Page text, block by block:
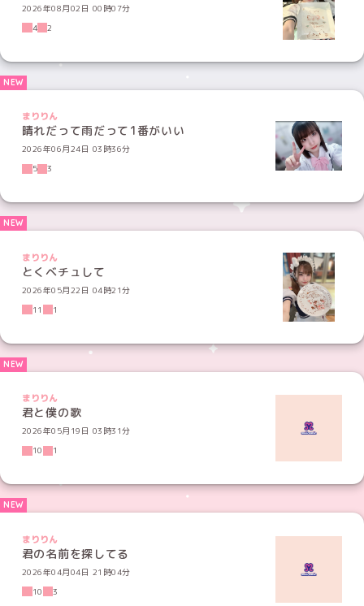
2026年08月02日 00時07分
4
2
まりりん
晴れだって雨だって1番がいい
2026年06月24日 03時36分
5
3
まりりん
とくベチュして
2026年05月22日 04時21分
11
1
まりりん
君と僕の歌
2026年05月19日 03時31分
10
1
まりりん
君の名前を探してる
2026年04月04日 21時04分
10
3